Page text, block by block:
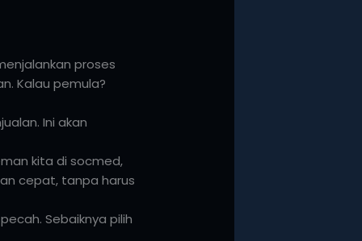
proses
Kalau pemula?
Ini akan
kita di socmed,
cepat, tanpa harus
Sebaiknya pilih